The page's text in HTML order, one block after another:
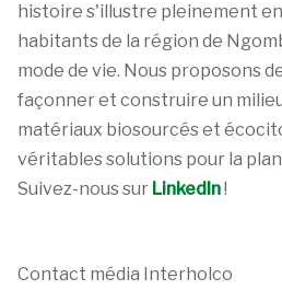
histoire s'illustre pleinement
habitants de la région de
mode de vie. Nous proposons
façonner et construire un
matériaux biosourcés et
véritables solutions pour la
Suivez-nous sur LinkedIn!
Contact média Interholco